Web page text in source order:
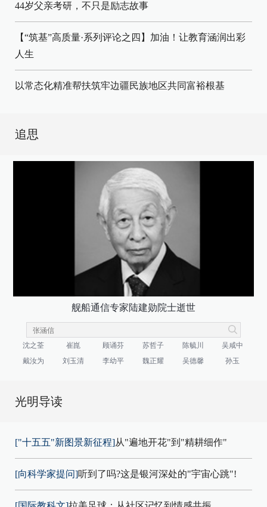
44岁父亲考研，不只是励志故事
【“筑基”高质量·系列评论之四】加油！让教育涵润出彩
人生
以常态化精准帮扶筑牢边疆民族地区共同富裕根基
追思
舰船通信专家陆建勋院士逝世
沈之荃 崔崑 顾诵芬 苏哲子 陈毓川
吴咸中
戴汝为
刘玉清 李幼平 魏正耀 吴德馨 孙玉
光明导读
["十五五"新图景新征程]从"遍地开花"到"精耕细作"
[向科学家提问]听到了吗?这是银河深处的"宇宙心跳"!